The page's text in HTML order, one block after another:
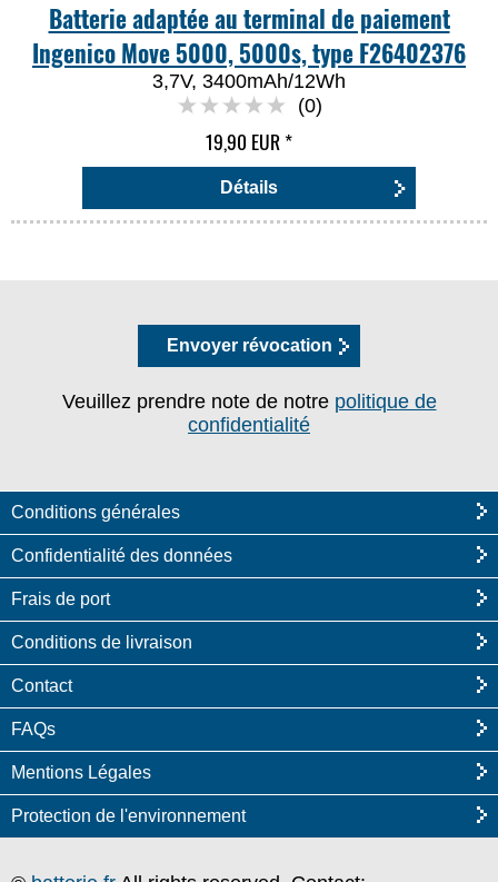
Batterie adaptée au terminal de paiement
Ingenico Move 5000, 5000s, type F26402376
3,7V, 3400mAh/12Wh
(0)
19,90 EUR*
Détails
Envoyer révocation
Veuillez prendre note de notre politique de
confidentialité
Conditions générales
Confidentialité des données
Frais de port
Conditions de livraison
Contact
FAQs
Mentions Légales
Protection de l'environnement